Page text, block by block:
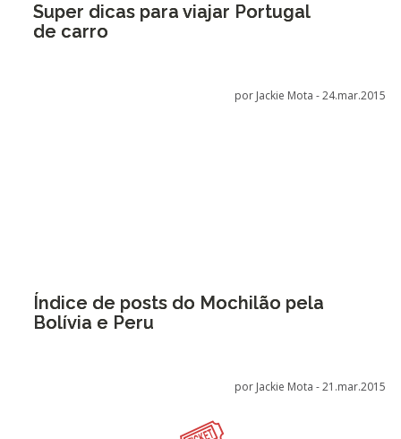
Super dicas para viajar Portugal
de carro
por Jackie Mota -24.mar.2015
Índice de posts do Mochilão pela
Bolívia e Peru
por Jackie Mota -21.mar.2015